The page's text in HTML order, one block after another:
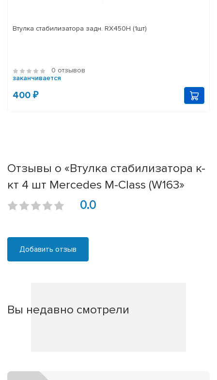
Втулка стабилизатора задн. RX450H (1шт)
0 отзывов
заканчивается
400 ₽
Отзывы о «Втулка стабилизатора к-
кт 4 шт Mercedes M-Class (W163»
0.0
Добавить отзыв
Вы недавно смотрели